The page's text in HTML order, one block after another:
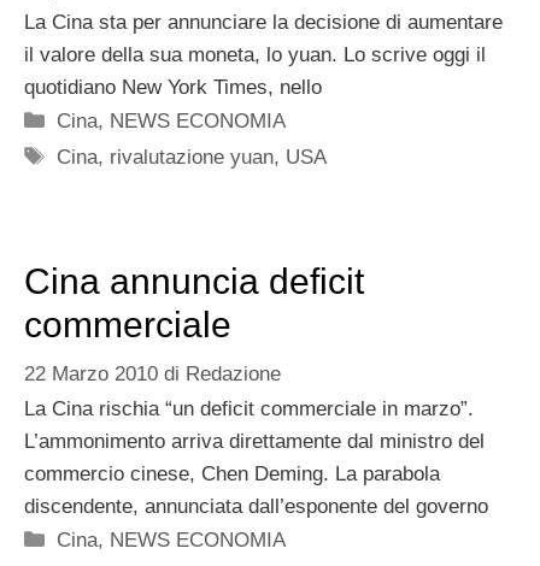
La Cina sta per annunciare la decisione di aumentare
il valore della sua moneta, lo yuan. Lo scrive oggi il
quotidiano New York Times, nello
Categorie
Cina, NEWS ECONOMIA
Tag
Cina, rivalutazione yuan, USA
Cina annuncia deficit
commerciale
22 Marzo 2010 di Redazione
La Cina rischia “un deficit commerciale in marzo”.
L’ammonimento arriva direttamente dal ministro del
commercio cinese, Chen Deming. La parabola
discendente, annunciata dall’esponente del governo
Categorie
Cina, NEWS ECONOMIA